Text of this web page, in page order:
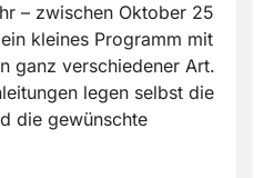
– zwischen Oktober 25
kleines Programm mit
ganz verschiedener Art.
legen selbst die
die gewünschte